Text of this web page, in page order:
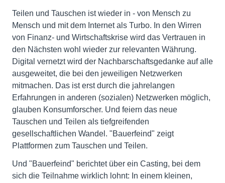
Teilen und Tauschen ist wieder in - von Mensch zu
Mensch und mit dem Internet als Turbo. In den Wirren
von Finanz- und Wirtschaftskrise wird das Vertrauen in
den Nächsten wohl wieder zur relevanten Währung.
Digital vernetzt wird der Nachbarschaftsgedanke auf alle
ausgeweitet, die bei den jeweiligen Netzwerken
mitmachen. Das ist erst durch die jahrelangen
Erfahrungen in anderen (sozialen) Netzwerken möglich,
glauben Konsumforscher. Und feiern das neue
Tauschen und Teilen als tiefgreifenden
gesellschaftlichen Wandel. "Bauerfeind" zeigt
Plattformen zum Tauschen und Teilen.
Und "Bauerfeind" berichtet über ein Casting, bei dem
sich die Teilnahme wirklich lohnt: In einem kleinen,